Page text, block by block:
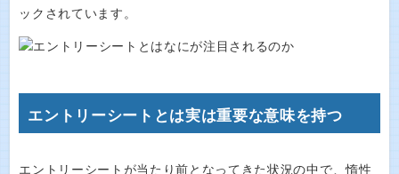
ックされています。
エントリーシートとは実は重要な意味を持つ
エントリーシートが当たり前となってきた状況の中で、惰性